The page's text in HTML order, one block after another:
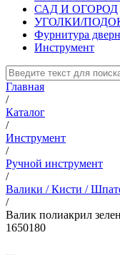
САД И ОГОРОД
УГОЛКИ/
Фурнитура
Инструмент
Главная
/
Каталог
/
Инструмент
/
Ручной инструмент
/
Валики / Кисти /
/
Валик полиакрил
1650180